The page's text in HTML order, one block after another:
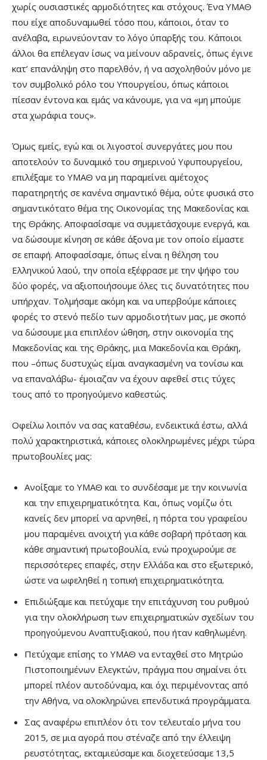
χωρίς ουσιαστικές αρμοδιότητες και στόχους. Ένα ΥΜΑΘ
που είχε αποδυναμωθεί τόσο που, κάποιοι, όταν το
ανέλαβα, ειρωνεύονταν το λόγο ύπαρξής του. Κάποιοι
άλλοι θα επέλεγαν ίσως να μείνουν αδρανείς, όπως έγινε
κατ’ επανάληψη στο παρελθόν, ή να ασχοληθούν μόνο με
τον συμβολικό ρόλο του Υπουργείου, όπως κάποιοι
πίεσαν έντονα και εμάς να κάνουμε, για να «μη μπούμε
στα χωράφια τους».
Όμως εμείς, εγώ και οι λιγοστοί συνεργάτες μου που
αποτελούν το δυναμικό του σημερινού Υφυπουργείου,
επιλέξαμε το ΥΜΑΘ να μη παραμείνει αμέτοχος
παρατηρητής σε κανένα σημαντικό θέμα, ούτε φυσικά στο
σημαντικότατο θέμα της Οικονομίας της Μακεδονίας και
της Θράκης. Αποφασίσαμε να συμμετάσχουμε ενεργά, και
να δώσουμε κίνηση σε κάθε άξονα με τον οποίο είμαστε
σε επαφή. Αποφασίσαμε, όπως είναι η θέληση του
Ελληνικού λαού, την οποία εξέφρασε με την ψήφο του
δύο φορές, να αξιοποιήσουμε όλες τις δυνατότητες που
υπήρχαν. Τολμήσαμε ακόμη και να υπερβούμε κάποιες
φορές το στενό πεδίο των αρμοδιοτήτων μας, με σκοπό
να δώσουμε μια επιπλέον ώθηση, στην οικονομία της
Μακεδονίας και της Θράκης, μια Μακεδονία και Θράκη,
που –όπως δυστυχώς είμαι αναγκασμένη να τονίσω και
να επαναλάβω- έμοιαζαν να έχουν αφεθεί στις τύχες
τους από το προηγούμενο καθεστώς.
Οφείλω λοιπόν να σας καταθέσω, ενδεικτικά έστω, αλλά
πολύ χαρακτηριστικά, κάποιες ολοκληρωμένες μέχρι τώρα
πρωτοβουλίες μας:
Ανοίξαμε το ΥΜΑΘ και το συνδέσαμε με την κοινωνία
και την επιχειρηματικότητα. Και, όπως νομίζω ότι
κανείς δεν μπορεί να αρνηθεί, η πόρτα του γραφείου
μου παραμένει ανοιχτή για κάθε σοβαρή πρόταση και
κάθε σημαντική πρωτοβουλία, ενώ προχωρούμε σε
περισσότερες επαφές, στην Ελλάδα και στο εξωτερικό,
ώστε να ωφεληθεί η τοπική επιχειρηματικότητα.
Επιδιώξαμε και πετύχαμε την επιτάχυνση του ρυθμού
για την ολοκλήρωση των επιχειρηματικών σχεδίων του
προηγούμενου Αναπτυξιακού, που ήταν καθηλωμένη.
Πετύχαμε επίσης το ΥΜΑΘ να ενταχθεί στο Μητρώο
Πιστοποιημένων Ελεγκτών, πράγμα που σημαίνει ότι
μπορεί πλέον αυτοδύναμα, και όχι περιμένοντας από
την Αθήνα, να ολοκληρώνει επενδυτικά προγράμματα.
Σας αναφέρω επιπλέον ότι τον τελευταίο μήνα του
2015, σε μια αγορά που στέναζε από την έλλειψη
ρευστότητας, εκταμιεύσαμε και διοχετεύσαμε 13,5